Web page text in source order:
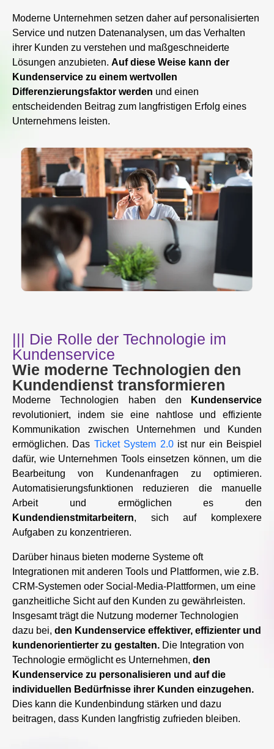
Moderne Unternehmen setzen daher auf personalisierten
Service und nutzen Datenanalysen, um das Verhalten
ihrer Kunden zu verstehen und maßgeschneiderte
Lösungen anzubieten. Auf diese Weise kann der
Kundenservice zu einem wertvollen
Differenzierungsfaktor werden und einen
entscheidenden Beitrag zum langfristigen Erfolg eines
Unternehmens leisten.
||| Die Rolle der Technologie im
Kundenservice
Wie moderne Technologien den
Kundendienst transformieren
Moderne Technologien haben den
Kundenservice
revolutioniert, indem sie eine nahtlose und effiziente
Kommunikation zwischen Unternehmen und Kunden
ermöglichen. Das Ticket System 2.0ist nur ein Beispiel
dafür, wie Unternehmen Tools einsetzen können, um die
Bearbeitung von Kundenanfragen zu optimieren.
Automatisierungsfunktionen reduzieren die manuelle
Arbeit und ermöglichen es den
Kundendienstmitarbeitern, sich auf komplexere
Aufgaben zu konzentrieren.
Darüber hinaus bieten moderne Systeme oft
Integrationen mit anderen Tools und Plattformen, wie z.B.
CRM-Systemen oder Social-Media-Plattformen, um eine
ganzheitliche Sicht auf den Kunden zu gewährleisten.
Insgesamt trägt die Nutzung moderner Technologien
dazu bei, den Kundenservice effektiver, effizienter und
kundenorientierter zu gestalten. Die Integration von
Technologie ermöglicht es Unternehmen, den
Kundenservice zu personalisieren und auf die
individuellen Bedürfnisse ihrer Kunden einzugehen.
Dies kann die Kundenbindung stärken und dazu
beitragen, dass Kunden langfristig zufrieden bleiben.